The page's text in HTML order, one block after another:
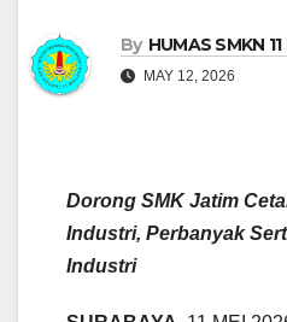
By HUMAS SMKN
MAY 12, 2026
Dorong SMK Jatim
Industri, Perbanyak
Industri